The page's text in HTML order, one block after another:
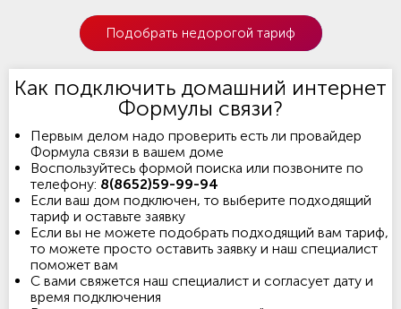
Подобрать недорогой тариф
Как подключить домашний интернет
Формулы связи?
Первым делом надо проверить есть ли провайдер
Формула связи в вашем доме
Воспользуйтесь формой поиска или позвоните по
телефону: 8(8652)59-99-94
Если ваш дом подключен, то выберите подходящий
тариф и оставьте заявку
Если вы не можете подобрать подходящий вам тариф,
то можете просто оставить заявку и наш специалист
поможет вам
С вами свяжется наш специалист и согласует дату и
время подключения